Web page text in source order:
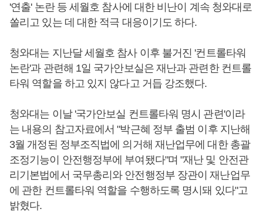
'연출' 논란 등 세월호 참사에 대한 비난이 계속 청와대로
쏠리고 있는 데 대한 적극 대응이기도 하다.
청와대는 지난달 세월호 참사 이후 불거진 '컨트롤타워
논란'과 관련해 1일 국가안보실은 재난과 관련한 컨트롤
타워 역할을 하고 있지 않다고 거듭 강조했다.
청와대는 이날 '국가안보실 컨트롤타워 명시 관련'이라
는 내용의 참고자료에서 "박근혜 정부 출범 이후 지난해
3월 개정된 정부조직법에 의거해 재난업무에 대한 총괄
조정기능이 안전행정부에 부여됐다"며 "재난 및 안전관
리기본법에서 국무총리와 안전행정부 장관이 재난업무
에 관한 컨트롤타워 역할을 수행하도록 명시돼 있다"고
밝혔다.